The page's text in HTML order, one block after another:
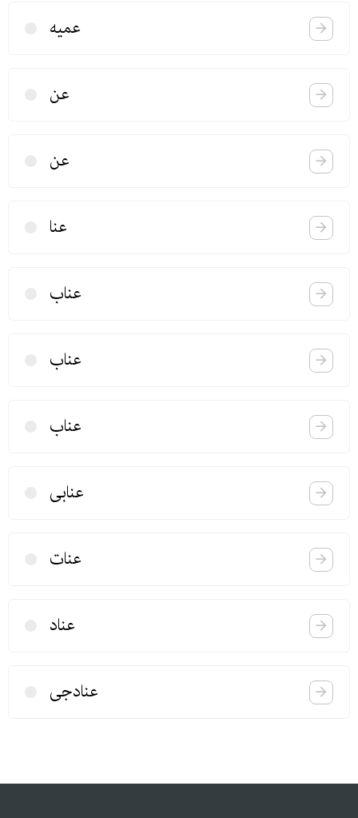
عمیه
عن
عن
عنا
عناب
عناب
عناب
عنابی
عنات
عناد
عنادجی